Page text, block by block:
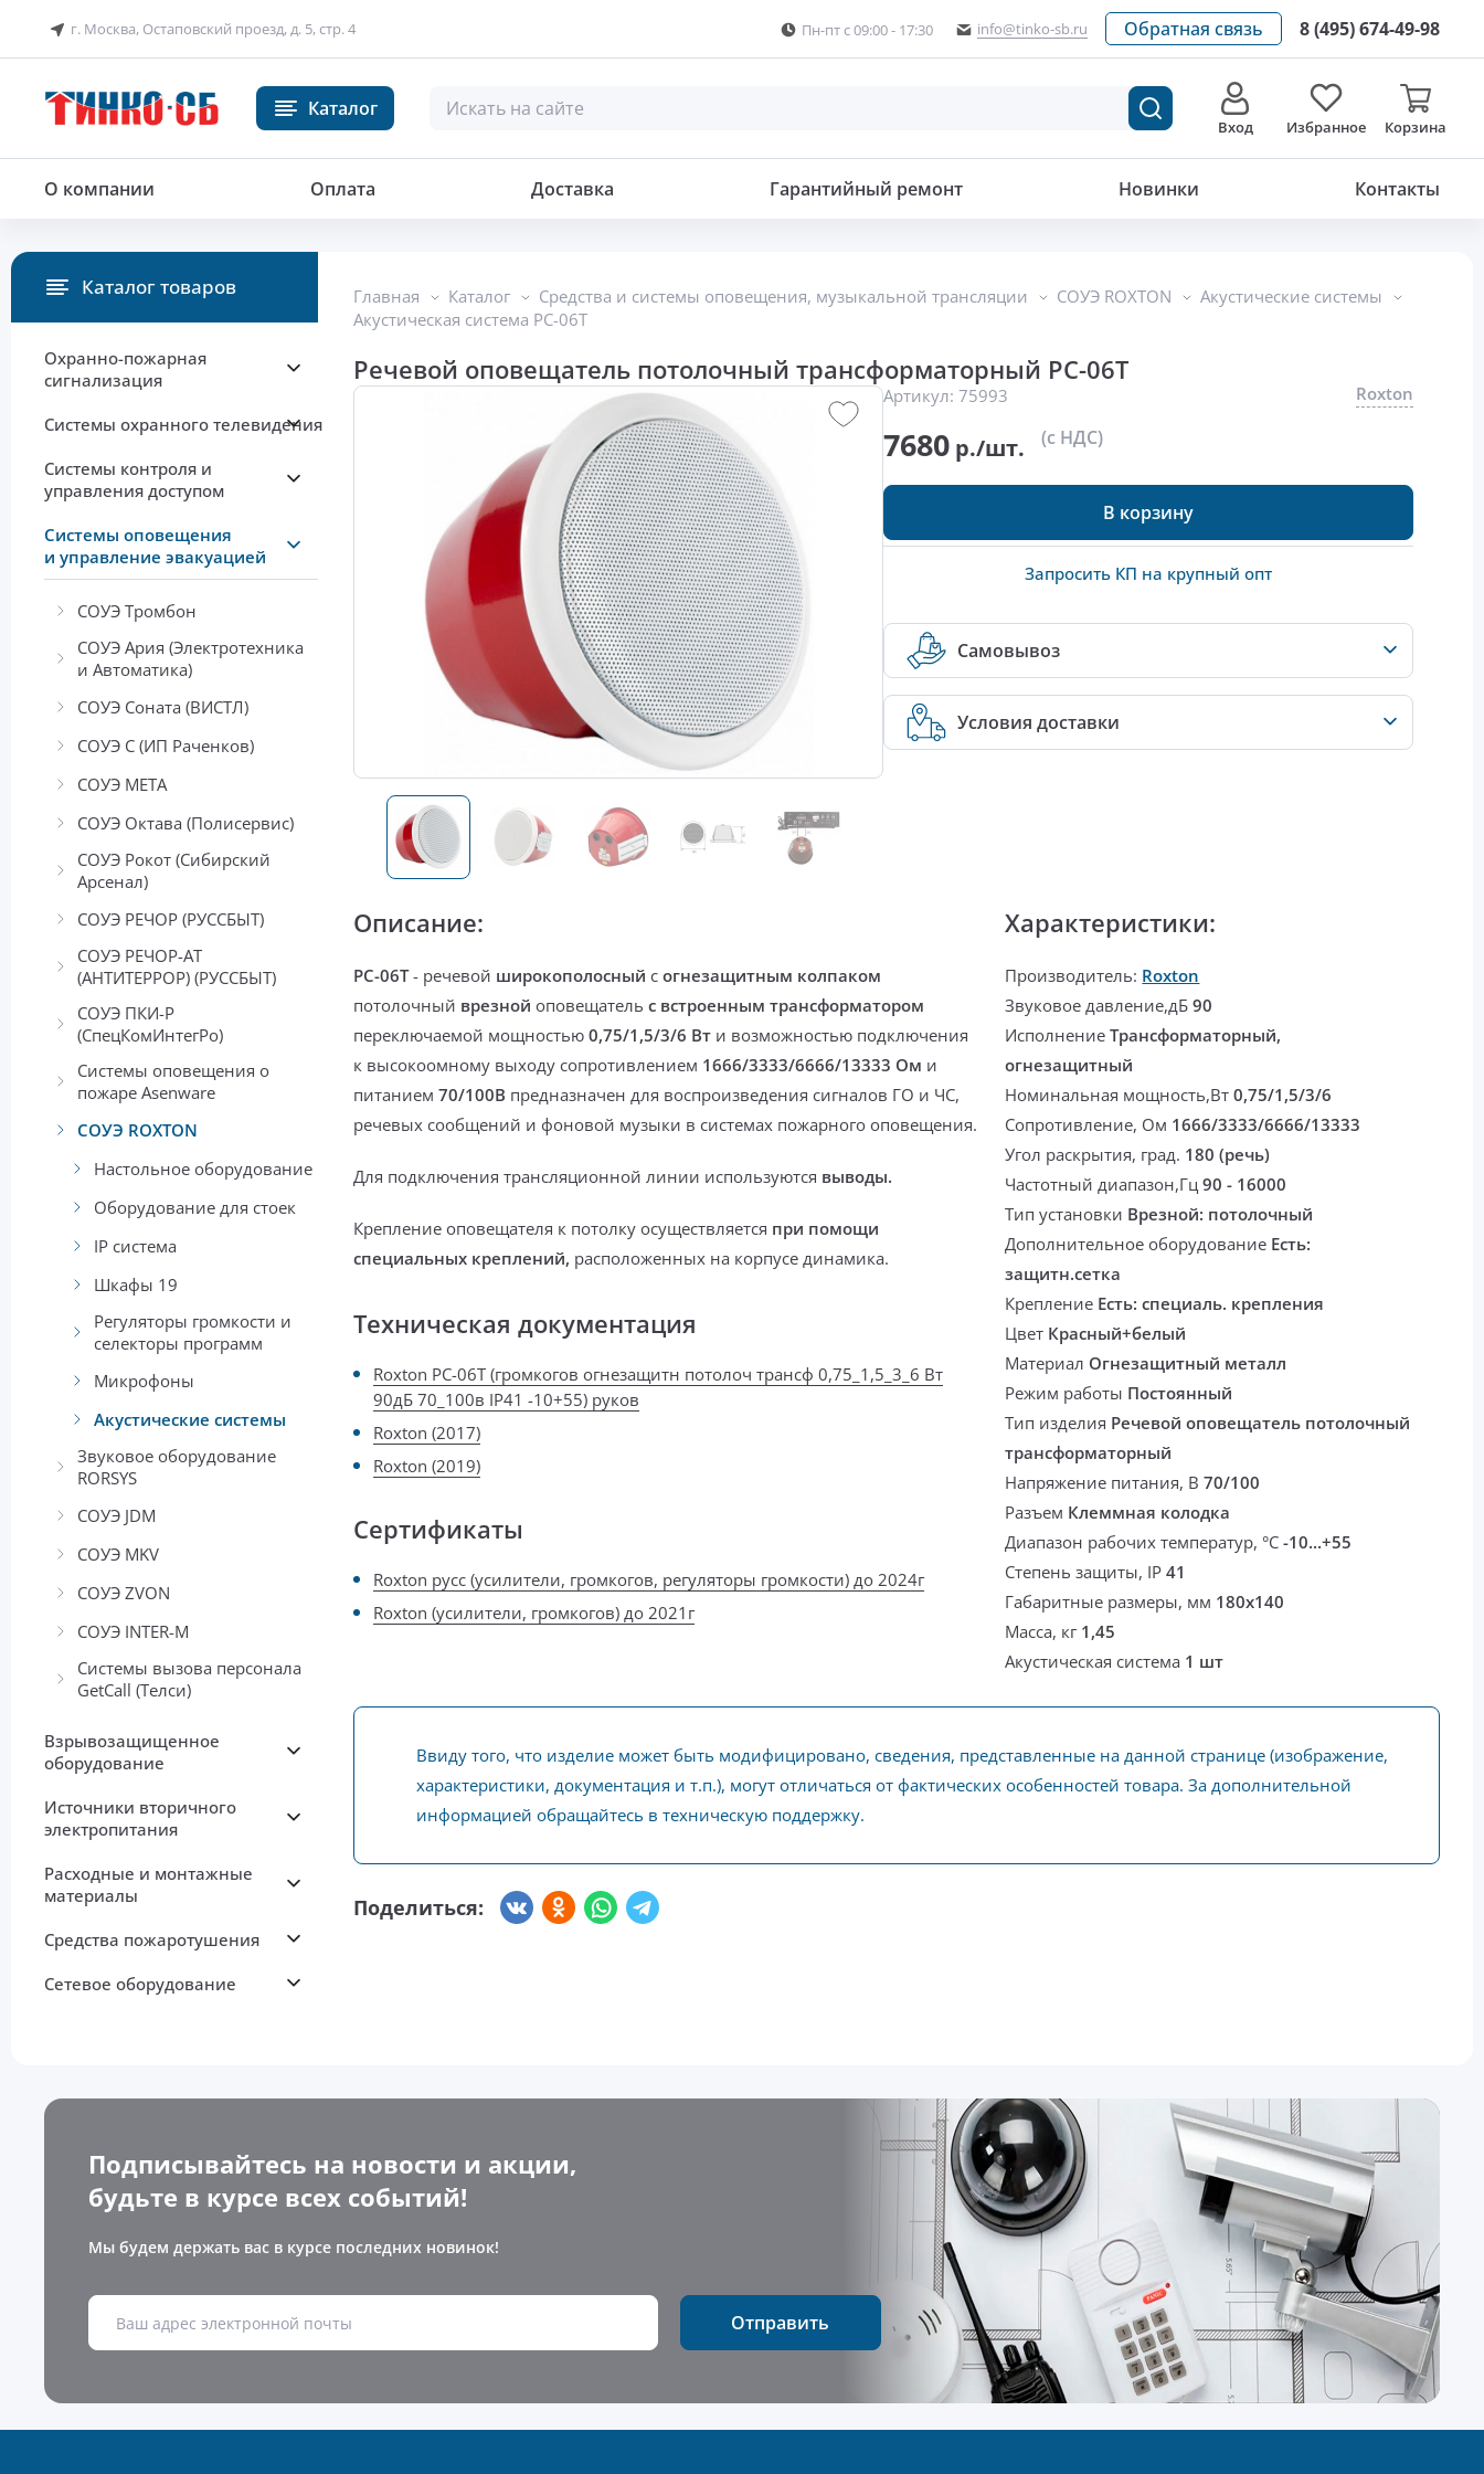
г. Москва, Остаповский проезд, д. 5, стр. 4 Пн-пт с 09:00 - 17:30 info@tinko-sb.ru Обратная связь 8 (495) 674-49-98
Каталог
Вход Избранное Корзина
О компании Оплата Доставка Гарантийный ремонт Новинки Контакты
Главная Каталог Средства и системы оповещения, музыкальной трансляции СОУЭ ROXTON
Акустические системы
Акустическая система PC-06T
Речевой оповещатель потолочный трансформаторный PC-06T
Артикул: 75993 Roxton
7680 р./шт. (с НДС)
В корзину
Запросить КП на крупный опт
Самовывоз
Условия доставки
Характеристики:
Производитель: Roxton
Звуковое давление,дБ90
ИсполнениеТрансформаторный,
огнезащитный
Номинальная мощность,Вт0,75/1,5/3/6
Сопротивление, Ом 1666/3333/6666/13333
Угол раскрытия, град. 180 (речь)
Частотный диапазон,Гц90 - 16000
Тип установки Врезной: потолочный
Дополнительное оборудование Есть:
защитн.сетка
Крепление Есть: специаль. крепления
Цвет Красный+белый
Материал Огнезащитный металл
Режим работы Постоянный
Тип изделия Речевой оповещатель потолочный
трансформаторный
Напряжение питания, В70/100
Разъем Клеммная колодка
Диапазон рабочих температур, °С-10...+55
Степень защиты, IP41
Габаритные размеры, мм 180х140
Масса, кг 1,45
Акустическая система 1 шт
Описание:
PC-06T- речевой широкополосный с огнезащитным колпаком
потолочный врезной оповещатель с встроенным трансформатором
переключаемой мощностью 0,75/1,5/3/6 Вт и возможностью подключения
к высокоомному выходу сопротивлением 1666/3333/6666/13333 Ом и
питанием 70/100В предназначен для воспроизведения сигналов ГО и ЧС,
речевых сообщений и фоновой музыки в системах пожарного оповещения.
Для подключения трансляционной линии используются выводы.
Крепление оповещателя к потолку осуществляется при помощи
специальных креплений, расположенных на корпусе динамика.
Техническая документация
Roxton PC-06T (громкогов огнезащитн потолоч трансф 0,75_1,5_3_6 Вт
90дБ 70_100в IP41 -10+55) руков
Roxton (2017)
Roxton (2019)
Сертификаты
Roxton русс (усилители, громкогов, регуляторы громкости) до 2024г
Roxton (усилители, громкогов) до 2021г
Ввиду того, что изделие может быть модифицировано, сведения, представленные на данной странице (изображение,
характеристики, документация и т.п.), могут отличаться от фактических особенностей товара. За дополнительной
информацией обращайтесь в техническую поддержку.
Поделиться:
Каталог товаров
Охранно-пожарная
сигнализация
Системы охранного телевидения
Системы контроля и
управления доступом
Системы оповещения
и управление эвакуацией
СОУЭ Тромбон
СОУЭ Ария (Электротехника
и Автоматика)
СОУЭ Соната (ВИСТЛ)
СОУЭ С (ИП Раченков)
СОУЭ МЕТА
СОУЭ Октава (Полисервис)
СОУЭ Рокот (Сибирский
Арсенал)
СОУЭ РЕЧОР (РУССБЫТ)
СОУЭ РЕЧОР-АТ
(АНТИТЕРРОР) (РУССБЫТ)
СОУЭ ПКИ-Р
(СпецКомИнтегРо)
Системы оповещения о
пожаре Asenware
СОУЭ ROXTON
Настольное оборудование
Оборудование для стоек
IP система
Шкафы 19
Регуляторы громкости и
селекторы программ
Микрофоны
Акустические системы
Звуковое оборудование
RORSYS
СОУЭ JDM
СОУЭ MKV
СОУЭ ZVON
СОУЭ INTER-М
Системы вызова персонала
GetCall (Телси)
Взрывозащищенное
оборудование
Источники вторичного
электропитания
Расходные и монтажные
материалы
Средства пожаротушения
Сетевое оборудование
7 680р./шт.
Подписывайтесь на новости и акции,
будьте в курсе всех событий!
Мы будем держать вас в курсе последних новинок!
Отправить